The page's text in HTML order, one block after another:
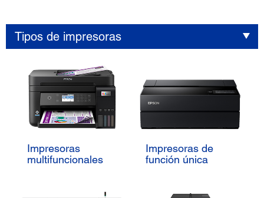
Tipos de impresoras
Impresoras
multifuncionales
Impresoras de
función única